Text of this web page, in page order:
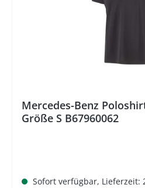
Mercedes-Benz
Größe S B67960062
Sofort verfügbar, Lieferzeit: